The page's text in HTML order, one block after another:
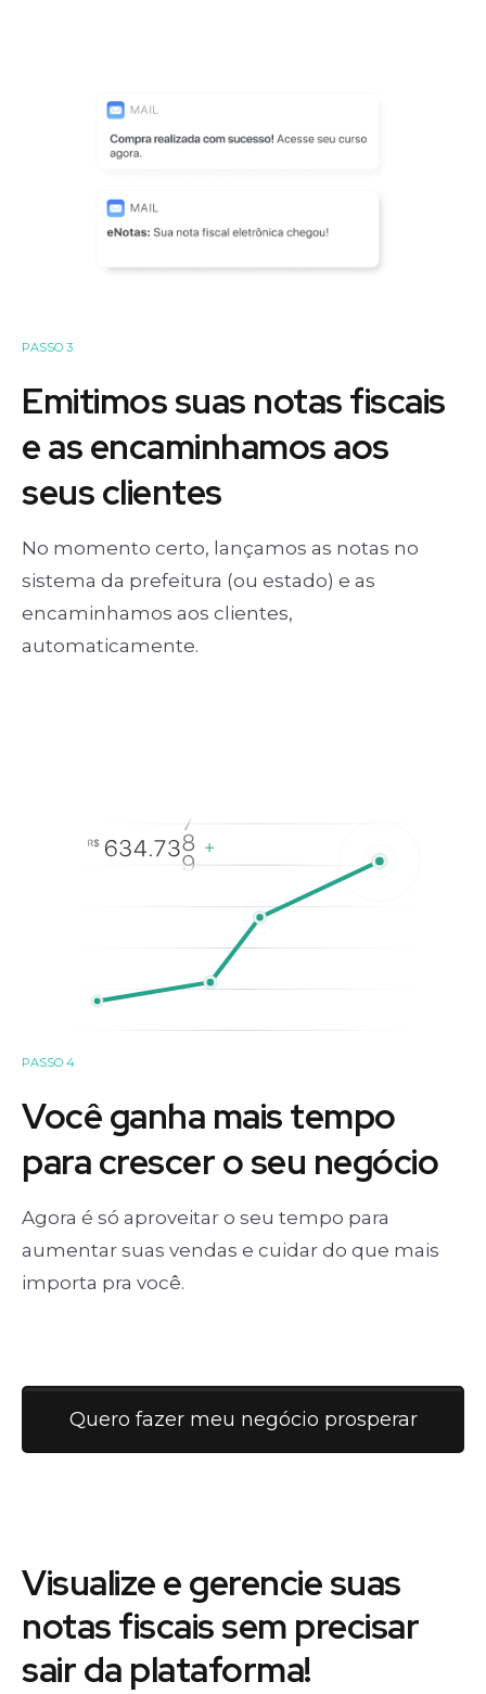
PASSO 3
Emitimos suas notas fiscais
e as encaminhamos aos
seus clientes
No momento certo, lançamos as notas no
sistema da prefeitura (ou estado) e as
encaminhamos aos clientes,
automaticamente.
PASSO 4
Você ganha mais tempo
para crescer o seu negócio
Agora é só aproveitar o seu tempo para
aumentar suas vendas e cuidar do que mais
importa pra você.
Quero fazer meu negócio prosperar
Visualize e gerencie suas
notas fiscais sem precisar
sair da plataforma!